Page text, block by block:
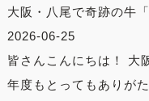
大阪・八尾で奇跡の牛
2026-06-25
皆さんこんにちは！ 大
年度もとってもありが